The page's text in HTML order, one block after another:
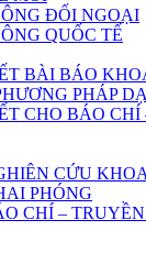
ĐỐI NGOẠI
QUỐC TẾ
BÀI BÁO
PHÁP
CHO BÁO CHÍ
CỨU
PHÓNG
CHÍ –